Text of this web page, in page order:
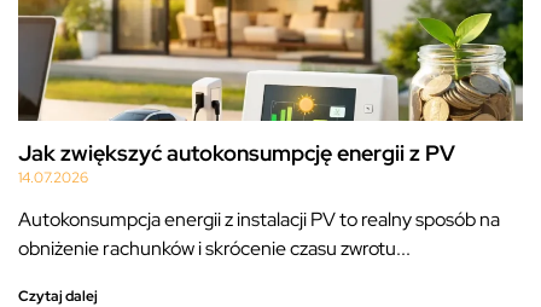
Jak zwiększyć autokonsumpcję energii z PV
14.07.2026
Autokonsumpcja energii z instalacji PV to realny sposób na
obniżenie rachunków i skrócenie czasu zwrotu...
Czytaj dalej